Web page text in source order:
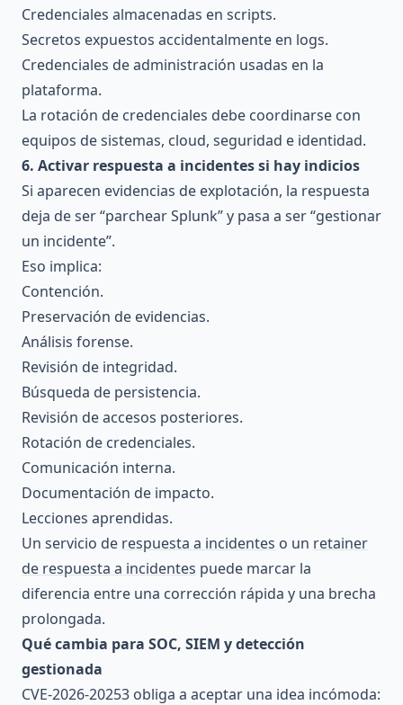
Credenciales almacenadas en scripts.
Secretos expuestos accidentalmente en logs.
Credenciales de administración usadas en la
plataforma.
La rotación de credenciales debe coordinarse con
equipos de sistemas, cloud, seguridad e identidad.
6. Activar respuesta a incidentes si hay indicios
Si aparecen evidencias de explotación, la respuesta
deja de ser “parchear Splunk” y pasa a ser “gestionar
un incidente”.
Eso implica:
Contención.
Preservación de evidencias.
Análisis forense.
Revisión de integridad.
Búsqueda de persistencia.
Revisión de accesos posteriores.
Rotación de credenciales.
Comunicación interna.
Documentación de impacto.
Lecciones aprendidas.
Un servicio de respuesta a incidentes o un retainer
de respuesta a incidentes puede marcar la
diferencia entre una corrección rápida y una brecha
prolongada.
Qué cambia para SOC, SIEM y detección
gestionada
CVE-2026-20253 obliga a aceptar una idea incómoda: